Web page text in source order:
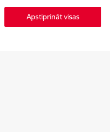
Apstiprināt visas